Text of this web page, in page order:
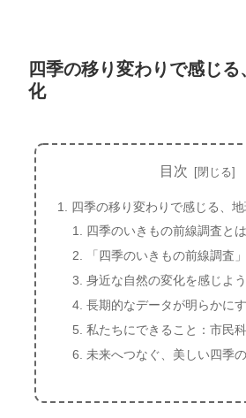
四季の移り変わりで感じ
化
目次
四季の移り変わりで感じる、
四季のいきもの前線調査とは
「四季のいきもの前線調査
身近な自然の変化を感じよう
長期的なデータが明らかに
私たちにできること：市民
未来へつなぐ、美しい四季